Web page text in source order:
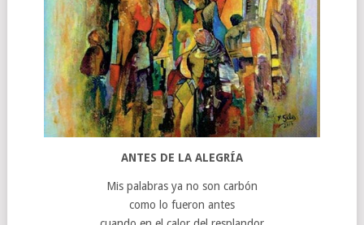
ANTES DE LA ALEGRÍA
Mis palabras ya no son carbón
como lo fueron antes